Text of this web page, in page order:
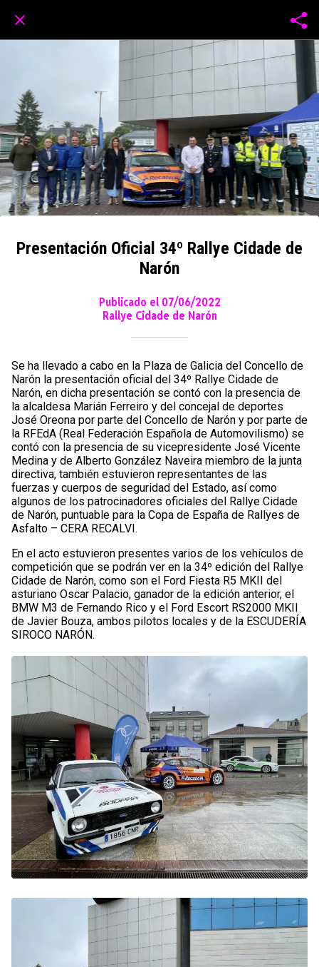
Presentación Oficial 34º Rallye Cidade de
Narón
Publicado el 07/06/2022
Rallye Cidade de Narón
Se ha llevado a cabo en la Plaza de Galicia del Concello de
Narón la presentación oficial del 34º Rallye Cidade de
Narón, en dicha presentación se contó con la presencia de
la alcaldesa Marián Ferreiro y del concejal de deportes
José Oreona por parte del Concello de Narón y por parte de
la RFEdA (Real Federación Española de Automovilismo) se
contó con la presencia de su vicepresidente José Vicente
Medina y de Alberto González Naveira miembro de la junta
directiva, también estuvieron representantes de las
fuerzas y cuerpos de seguridad del Estado, así como
algunos de los patrocinadores oficiales del Rallye Cidade
de Narón, puntuable para la Copa de España de Rallyes de
Asfalto – CERA RECALVI.
En el acto estuvieron presentes varios de los vehículos de
competición que se podrán ver en la 34º edición del Rallye
Cidade de Narón, como son el Ford Fiesta R5 MKII del
asturiano Oscar Palacio, ganador de la edición anterior, el
BMW M3 de Fernando Rico y el Ford Escort RS2000 MKII
de Javier Bouza, ambos pilotos locales y de la ESCUDERÍA
SIROCO NARÓN.